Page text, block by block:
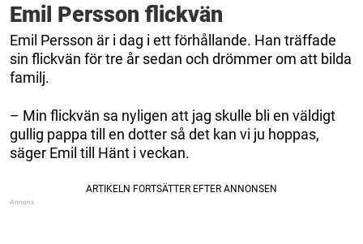
Emil Persson flickvän
Emil Persson är i dag i ett förhållande. Han träffade
sin flickvän för tre år sedan och drömmer om att bilda
familj.
– Min flickvän sa nyligen att jag skulle bli en väldigt
gullig pappa till en dotter så det kan vi ju hoppas,
säger Emil till Hänt i veckan.